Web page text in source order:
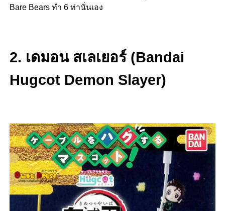
Bare Bears ทำ 6 ท่านั่นเอง
2. เดมอน สเลเยอร์ (Bandai
Hugcot Demon Slayer)